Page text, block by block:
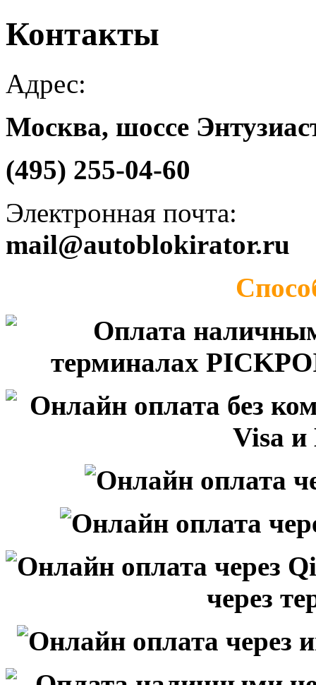
Контакты
Адрес:
Москва, шоссе
(495) 255-04-60
Электронная почта:
mail@autoblokirator.ru